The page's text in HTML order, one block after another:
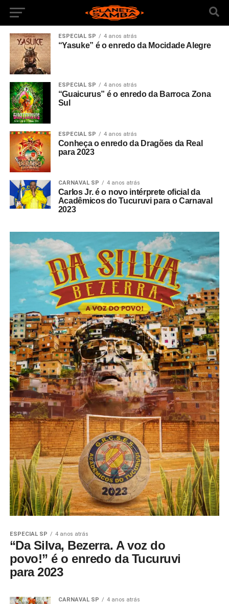
ESPECIAL SP 4 anos atrás
“Yasuke” é o enredo da Mocidade Alegre
ESPECIAL SP 4 anos atrás
“Guaicurus” é o enredo da Barroca Zona
Sul
ESPECIAL SP 4 anos atrás
Conheça o enredo da Dragões da Real
para 2023
CARNAVAL SP 4 anos atrás
Carlos Jr. é o novo intérprete oficial da
Acadêmicos do Tucuruvi para o Carnaval
2023
ESPECIAL SP 4 anos atrás
“Da Silva, Bezerra. A voz do
povo!” é o enredo da Tucuruvi
para 2023
CARNAVAL SP 4 anos atrás